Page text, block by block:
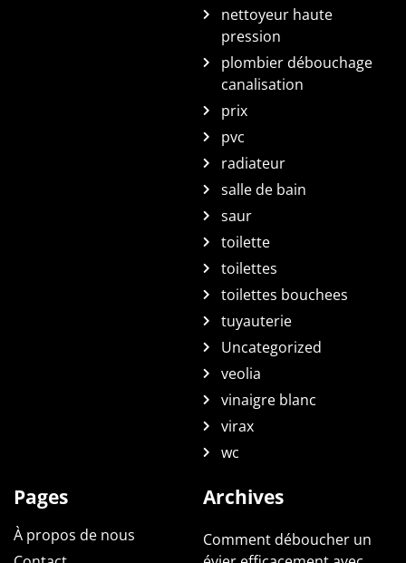
nettoyeur haute
pression
plombier débouchage
canalisation
prix
pvc
radiateur
salle de bain
saur
toilette
toilettes
toilettes bouchees
tuyauterie
Uncategorized
veolia
vinaigre blanc
virax
wc
Pages
À propos de nous
Archives
Comment déboucher un